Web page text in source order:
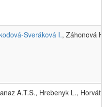
Sveráková I., Záhonová K.,
A.T.S., Hrebenyk L., Horváth